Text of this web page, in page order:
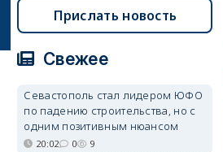
Прислать новость
Свежее
Севастополь стал лидером ЮФО
по падению строительства, но с
одним позитивным нюансом
20:02 0 9